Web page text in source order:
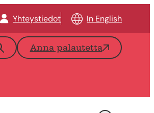
Yhteystiedot In English
Anna palautetta